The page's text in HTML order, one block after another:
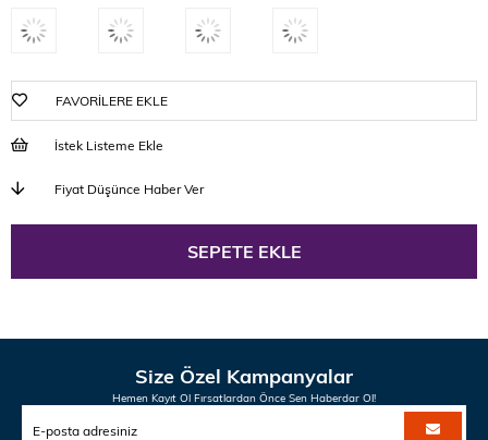
FAVORILERE EKLE
İstek Listeme Ekle
Fiyat Düşünce Haber Ver
Size Özel Kampanyalar
Hemen Kayıt Ol Fırsatlardan Önce Sen Haberdar Ol!